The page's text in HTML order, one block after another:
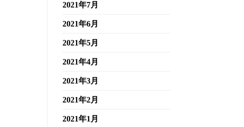
2021年7月
2021年6月
2021年5月
2021年4月
2021年3月
2021年2月
2021年1月